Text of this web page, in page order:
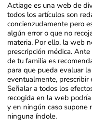
Actiage es una web de
todos los artículos son
concienzudamente pero
algún error o que no
materia. Por ello, la web
prescripción médica.
de tu familia es
para que pueda evaluar
eventualmente, prescribir
Señalar a todos los
recogida en la web
y en ningún caso supone
ninguna índole.